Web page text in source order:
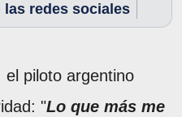
redes sociales
el piloto argentino
"Lo que más me